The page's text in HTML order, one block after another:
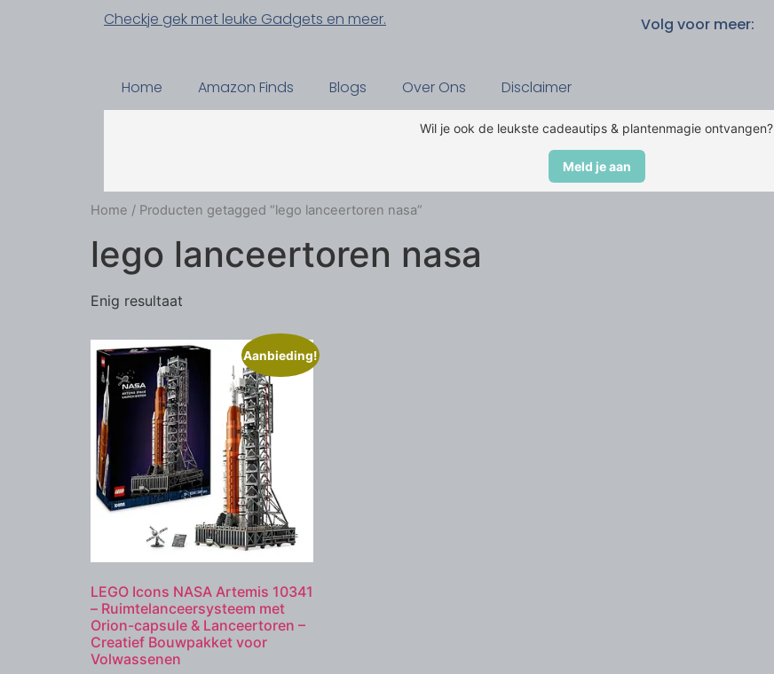
Checkje gek met leuke Gadgets en meer. Volg voor meer:
Home Amazon Finds Blogs Over Ons Disclaimer
Wil je ook de leukste cadeautips & plantenmagie ontvangen?
Meld je aan
Home / Producten getagged “lego lanceertoren nasa”
lego lanceertoren nasa
Enig resultaat
Aanbieding!
LEGO Icons NASA Artemis 10341
– Ruimtelanceersysteem met
Orion-capsule & Lanceertoren –
Creatief Bouwpakket voor
Volwassenen